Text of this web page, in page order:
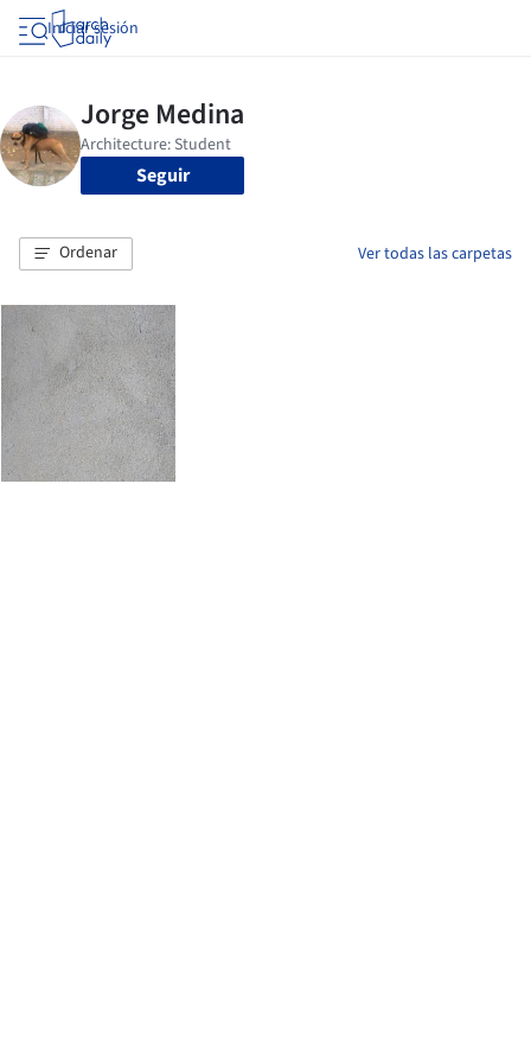
Iniciar sesión
Seguir
Ordenar Ver todas las carpetas